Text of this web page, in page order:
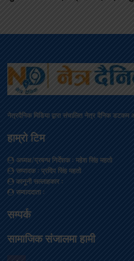
नेत्रदैनिक मिडिया द्वारा संचालित नेत्र दैनिक डटकम
हाम्रो टिम
अध्यक्ष/प्रबन्ध निर्देशक: महेश सिंह महतो
सम्पादक: प्रदिप सिंह महतो
कानूनी सल्लाहकार:
सम्वाददाता:
सम्पर्क
सामाजिक संजालमा हामी